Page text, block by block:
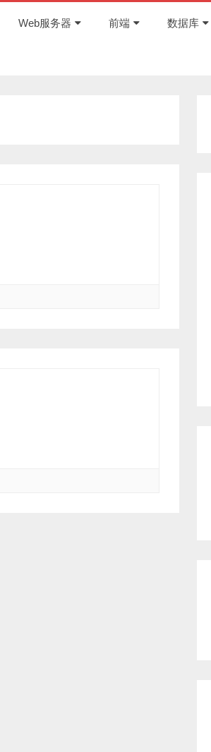
Web服务器 前端 数据库